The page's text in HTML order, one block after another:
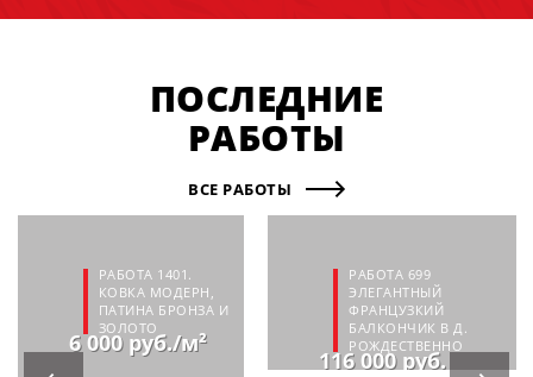
ПОСЛЕДНИЕ
РАБОТЫ
ВСЕ РАБОТЫ
РАБОТА 1401.
КОВКА МОДЕРН,
ПАТИНА БРОНЗА И
ЗОЛОТО
6 000 руб./м²
РАБОТА 699
ЭЛЕГАНТНЫЙ
ФРАНЦУЗКИЙ
БАЛКОНЧИК В Д.
РОЖДЕСТВЕННО
116 000 руб.